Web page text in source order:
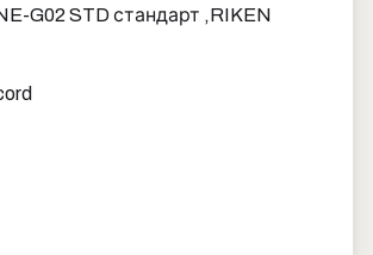
G02 STD стандарт ,RIKEN